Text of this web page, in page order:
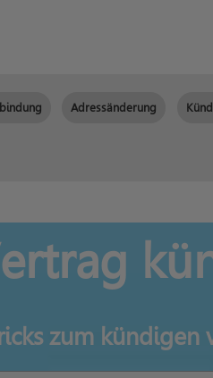
Adressänderung
zum kündigen